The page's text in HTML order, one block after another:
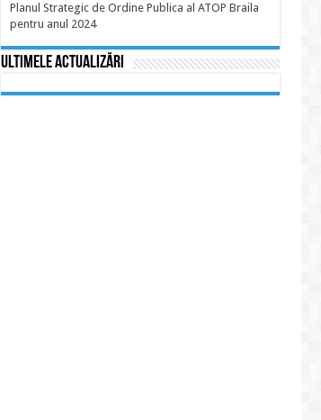
Planul Strategic de Ordine Publica al ATOP Braila
pentru anul 2024
Ultimele actualizări